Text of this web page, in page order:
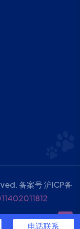
备案号沪ICP备
电话联系